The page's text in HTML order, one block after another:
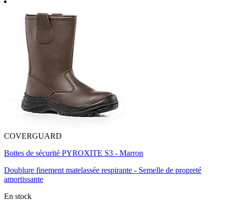
COVERGUARD
Bottes de sécurité PYROXITE S3 - Marron
Doublure finement matelassée respirante - Semelle de propreté
amortissante
En stock